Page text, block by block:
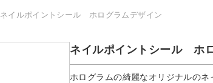
ネイルポイントシール ホログラムデザイン
ネイルポイントシール ホ
ホログラムの綺麗なオリジナルのネ